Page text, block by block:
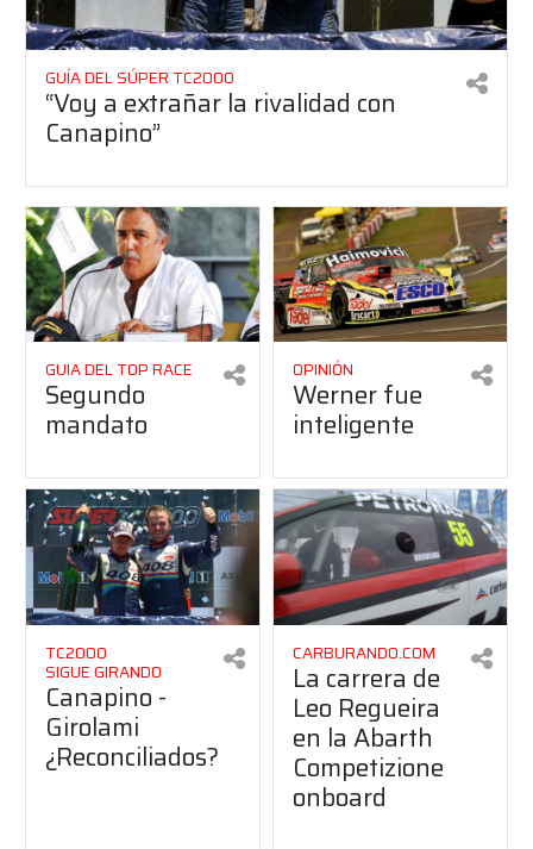
GUÍA DEL SÚPER TC2000
“Voy a extrañar la rivalidad con
Canapino”
GUIA DEL TOP RACE
Segundo
mandato
OPINIÓN
Werner fue
inteligente
TC2000
SIGUE GIRANDO
Canapino -
Girolami
¿Reconciliados?
CARBURANDO.COM
La carrera de
Leo Regueira
en la Abarth
Competizione
onboard